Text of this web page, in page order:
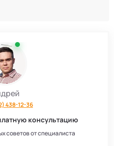
438-12-36
консультацию
советов от специалиста